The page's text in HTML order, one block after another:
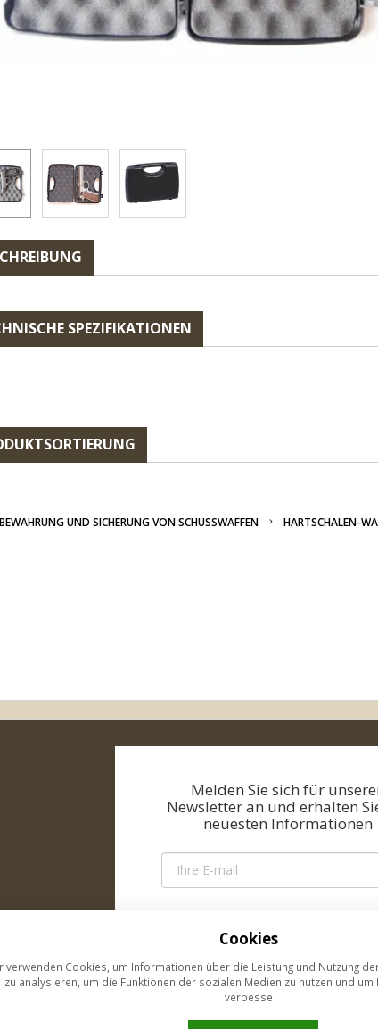
SPEZIFIKATIONEN
UND SICHERUNG VON SCHUSSWAFFEN HARTSCHALEN-
Melden Sie sich für
Newsletter an und erhalten
neuesten Informationen
Zum Newsletter anmelden
GDPR
Cookies
verwenden Cookies, um Informationen über die Leistung und Nutzung
zu analysieren, um die Funktionen der sozialen Medien zu nutzen und um
verbesse